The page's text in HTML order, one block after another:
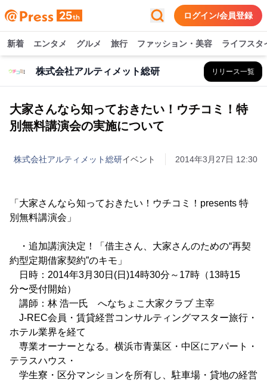
ログイン/会員登録
新着 エンタメ グルメ 旅行 ファッション・美容 ライフスタ
株式会社アルティメット総研 リリース一覧
大家さんなら知っておきたい！ウチコミ！特
別無料講演会の実施について
株式会社アルティメット総研イベント 2014年3月27日 12:30
「大家さんなら知っておきたい！ウチコミ！presents 特
別無料講演会」
・追加講演決定！「借主さん、大家さんのための“再契
約型定期借家契約”のキモ」
日時：2014年3月30日(日)14時30分～17時（13時15
分〜受付開始）
講師：林 浩一氏 へなちょこ大家クラブ 主宰
J-REC会員・賃貸経営コンサルティングマスター旅行・
ホテル業界を経て
専業オーナーとなる。横浜市青葉区・中区にアパート・
テラスハウス・
学生寮・区分マンションを所有し、駐車場・貸地の経営